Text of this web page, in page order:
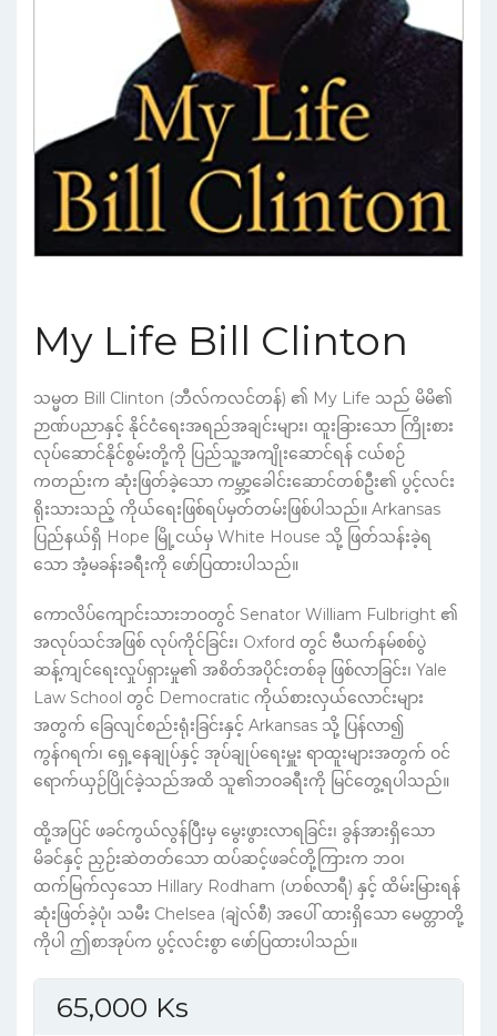
My Life Bill Clinton
သမ္မတ Bill Clinton (ဘီလ်ကလင်တန်) ၏ My Life သည် မိမိ၏
ဉာဏ်ပညာနှင့် နိုင်ငံရေးအရည်အချင်းများ၊ ထူးခြားသော ကြိုးစား
လုပ်ဆောင်နိုင်စွမ်းတို့ကို ပြည်သူ့အကျိုးဆောင်ရန် ငယ်စဉ်
ကတည်းက ဆုံးဖြတ်ခဲ့သော ကမ္ဘာ့ခေါင်းဆောင်တစ်ဦး၏ ပွင့်လင်း
ရိုးသားသည့် ကိုယ်ရေးဖြစ်ရပ်မှတ်တမ်းဖြစ်ပါသည်။ Arkansas
ပြည်နယ်ရှိ Hope မြို့ငယ်မှ White House သို့ ဖြတ်သန်းခဲ့ရ
သော အံ့မခန်းခရီးကို ဖော်ပြထားပါသည်။
ကောလိပ်ကျောင်းသားဘဝတွင် Senator William Fulbright ၏
အလုပ်သင်အဖြစ် လုပ်ကိုင်ခြင်း၊ Oxford တွင် ဗီယက်နမ်စစ်ပွဲ
ဆန့်ကျင်ရေးလှုပ်ရှားမှု၏ အစိတ်အပိုင်းတစ်ခု ဖြစ်လာခြင်း၊ Yale
Law School တွင် Democratic ကိုယ်စားလှယ်လောင်းများ
အတွက် ခြေလျင်စည်းရုံးခြင်းနှင့် Arkansas သို့ ပြန်လာ၍
ကွန်ဂရက်၊ ရှေ့နေချုပ်နှင့် အုပ်ချုပ်ရေးမှူး ရာထူးများအတွက် ဝင်
ရောက်ယှဉ်ပြိုင်ခဲ့သည်အထိ သူ၏ဘဝခရီးကို မြင်တွေ့ရပါသည်။
ထို့အပြင် ဖခင်ကွယ်လွန်ပြီးမှ မွေးဖွားလာရခြင်း၊ ခွန်အားရှိသော
မိခင်နှင့် ညှဉ်းဆဲတတ်သော ထပ်ဆင့်ဖခင်တို့ကြားက ဘဝ၊
ထက်မြက်လှသော Hillary Rodham (ဟစ်လာရီ) နှင့် ထိမ်းမြားရန်
ဆုံးဖြတ်ခဲ့ပုံ၊ သမီး Chelsea (ချဲလ်စီ) အပေါ် ထားရှိသော မေတ္တာတို့
ကိုပါ ဤစာအုပ်က ပွင့်လင်းစွာ ဖော်ပြထားပါသည်။
65,000 Ks